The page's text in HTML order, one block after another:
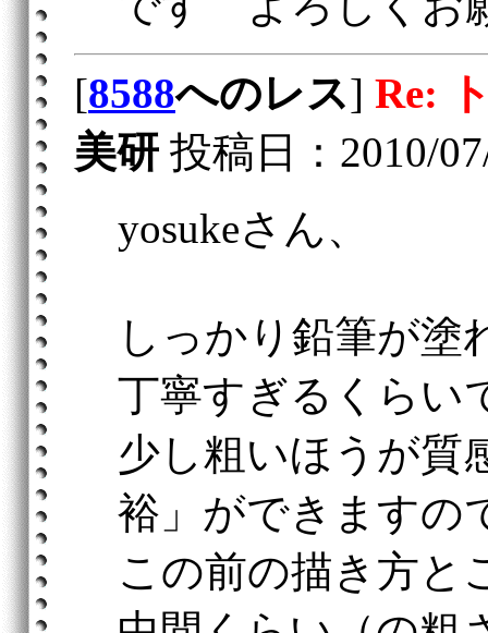
[8588へのレス] Re:
美研 投稿日：2010/
yosukeさん、
しっかり鉛筆が塗
丁寧すぎるくらい
少し粗いほうが質
裕」ができますの
この前の描き方と